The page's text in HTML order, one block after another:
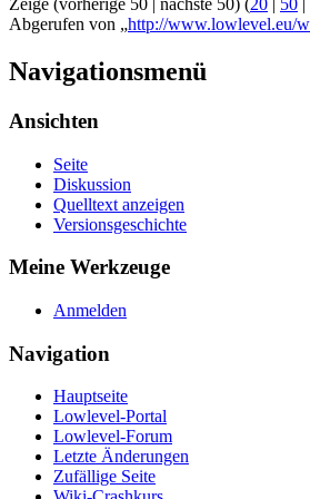
Zeige (vorherige 50 | nächste 50) (20 | 50 |
Abgerufen von „http://www.lowlevel.eu/
Navigationsmenü
Ansichten
Seite
Diskussion
Quelltext anzeigen
Versionsgeschichte
Meine Werkzeuge
Anmelden
Navigation
Hauptseite
Lowlevel-Portal
Lowlevel-Forum
Letzte Änderungen
Zufällige Seite